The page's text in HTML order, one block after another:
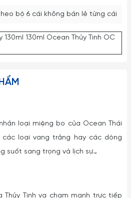
bộ 6 cái không bán lẻ từng cái
130ml 130ml Ocean Thủy Tinh OC
loại miệng bo của Ocean Thái
các loại vang trắng hay các dòng
suốt sang trọng và lịch sự…
Thủy Tinh va chạm mạnh trực tiếp